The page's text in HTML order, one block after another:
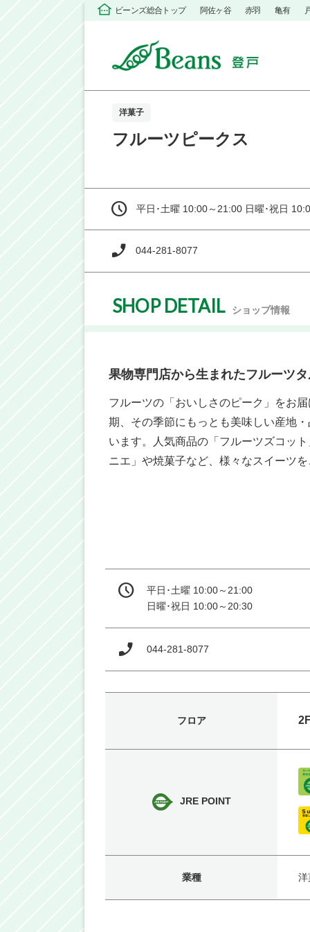
ビーンズ総合トップ 阿佐ヶ谷 赤羽 亀有
洋菓子
フルーツピークス
平日･土曜 10:00～21:00 日曜･祝日
044-281-8077
SHOP DETAIL ショップ情報
果物専門店から生まれたフルーツ
フルーツの「おいしさのピーク」をお
期、その季節にもっとも美味しい産地
います。人気商品の「フルーツズコッ
平日･土曜 10:00～21:00
日曜･祝日 10:00～20:30
044-281-8077
フロア
JRE POINT
業種 洋